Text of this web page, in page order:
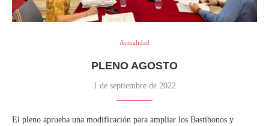
Actualidad
PLENO AGOSTO
1 de septiembre de 2022
El pleno aprueba una modificación para ampliar los Bastibonos y